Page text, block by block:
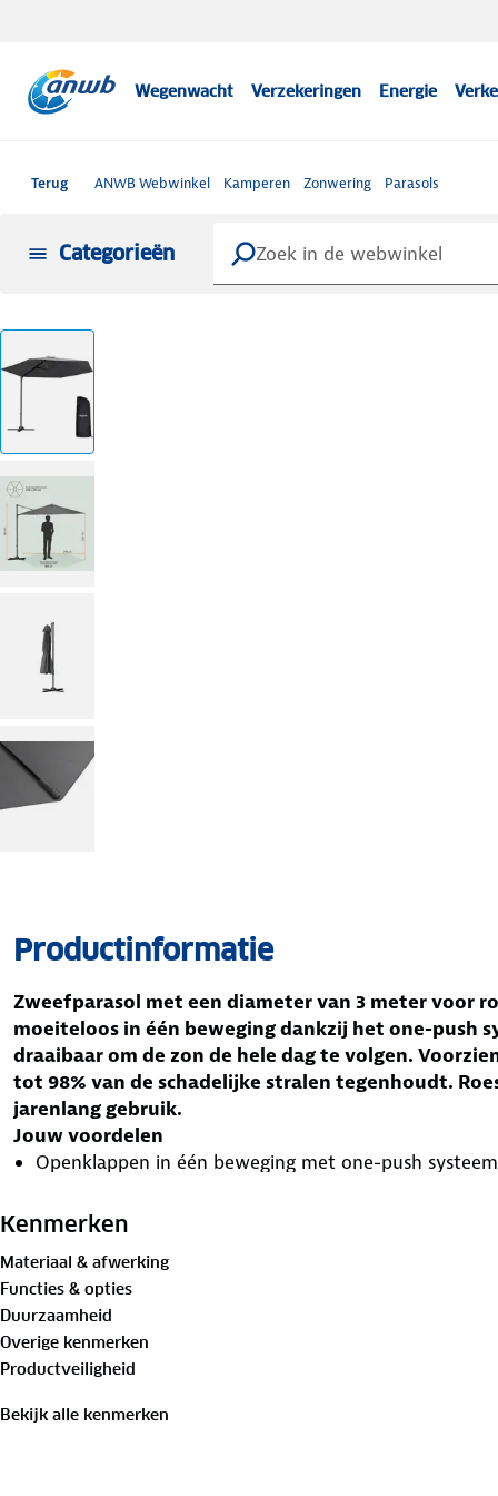
Wegenwacht Verzekeringen Energie
Terug ANWB Webwinkel Kamperen Zonwering Parasols
Categorieën
Productinformatie
Zweefparasol met een diameter van 3 meter voor
moeiteloos in één beweging dankzij het one-push
draaibaar om de zon de hele dag te volgen.
tot 98% van de schadelijke stralen tegenhoudt.
jarenlang gebruik.
Jouw voordelen
Openklappen in één beweging met one-push systeem
Ruime diameter van 3 meter
Roestvrij aluminium frame
Openklappen in één beweging
Het one-push systeem maakt openen kinderspel. Met
volledig uitgeklapt. Geen gedoe met hendels of
nodig hebt.
360 graden draaibaar
Volg de zon gedurende de dag zonder de parasol te
Kenmerken
Materiaal & afwerking
Functies & opties
Duurzaamheid
Overige kenmerken
Productveiligheid
Bekijk alle kenmerken